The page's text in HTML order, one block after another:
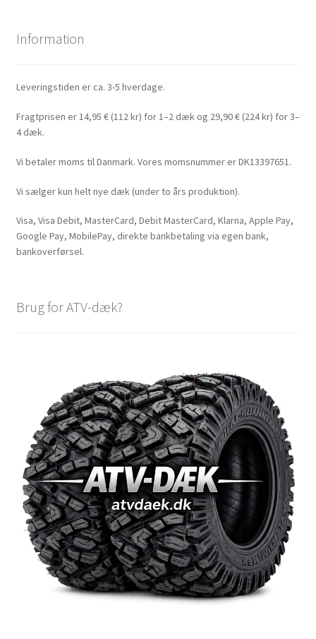
Information
Leveringstiden er ca. 3-5 hverdage.
Fragtprisen er 14,95 € (112 kr) for 1–2 dæk og 29,90 € (224 kr) for 3–
4 dæk.
Vi betaler moms til Danmark. Vores momsnummer er DK13397651.
Vi sælger kun helt nye dæk (under to års produktion).
Visa, Visa Debit, MasterCard, Debit MasterCard, Klarna, Apple Pay,
Google Pay, MobilePay, direkte bankbetaling via egen bank,
bankoverførsel.
Brug for ATV-dæk?